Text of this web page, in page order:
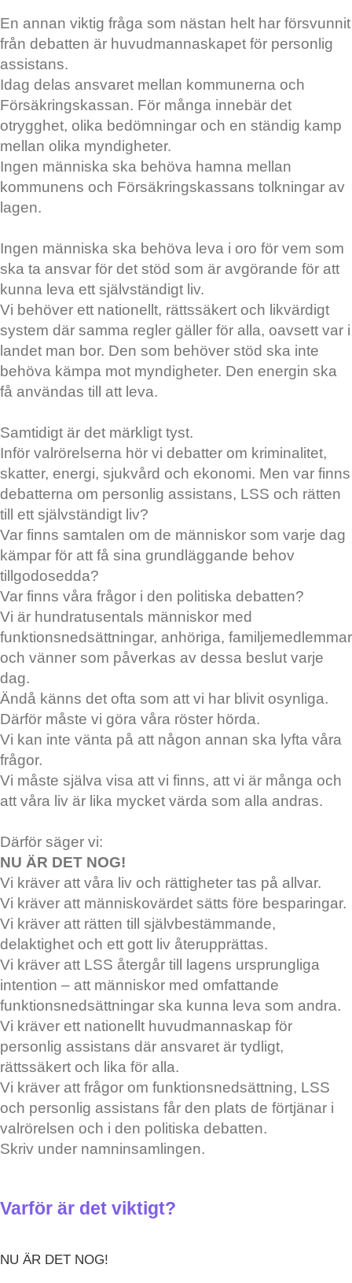
En annan viktig fråga som nästan helt har försvunnit
från debatten är huvudmannaskapet för personlig
assistans.
Idag delas ansvaret mellan kommunerna och
Försäkringskassan. För många innebär det
otrygghet, olika bedömningar och en ständig kamp
mellan olika myndigheter.
Ingen människa ska behöva hamna mellan
kommunens och Försäkringskassans tolkningar av
lagen.
Ingen människa ska behöva leva i oro för vem som
ska ta ansvar för det stöd som är avgörande för att
kunna leva ett självständigt liv.
Vi behöver ett nationellt, rättssäkert och likvärdigt
system där samma regler gäller för alla, oavsett var i
landet man bor. Den som behöver stöd ska inte
behöva kämpa mot myndigheter. Den energin ska
få användas till att leva.
Samtidigt är det märkligt tyst.
Inför valrörelserna hör vi debatter om kriminalitet,
skatter, energi, sjukvård och ekonomi. Men var finns
debatterna om personlig assistans, LSS och rätten
till ett självständigt liv?
Var finns samtalen om de människor som varje dag
kämpar för att få sina grundläggande behov
tillgodosedda?
Var finns våra frågor i den politiska debatten?
Vi är hundratusentals människor med
funktionsnedsättningar, anhöriga, familjemedlemmar
och vänner som påverkas av dessa beslut varje
dag.
Ändå känns det ofta som att vi har blivit osynliga.
Därför måste vi göra våra röster hörda.
Vi kan inte vänta på att någon annan ska lyfta våra
frågor.
Vi måste själva visa att vi finns, att vi är många och
att våra liv är lika mycket värda som alla andras.
Därför säger vi:
NU ÄR DET NOG!
Vi kräver att våra liv och rättigheter tas på allvar.
Vi kräver att människovärdet sätts före besparingar.
Vi kräver att rätten till självbestämmande,
delaktighet och ett gott liv återupprättas.
Vi kräver att LSS återgår till lagens ursprungliga
intention – att människor med omfattande
funktionsnedsättningar ska kunna leva som andra.
Vi kräver ett nationellt huvudmannaskap för
personlig assistans där ansvaret är tydligt,
rättssäkert och lika för alla.
Vi kräver att frågor om funktionsnedsättning, LSS
och personlig assistans får den plats de förtjänar i
valrörelsen och i den politiska debatten.
Skriv under namninsamlingen.
Varför är det viktigt?
NU ÄR DET NOG!